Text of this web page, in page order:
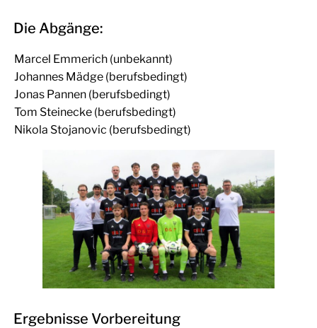
Die Abgänge:
Marcel Emmerich (unbekannt)
Johannes Mädge (berufsbedingt)
Jonas Pannen (berufsbedingt)
Tom Steinecke (berufsbedingt)
Nikola Stojanovic (berufsbedingt)
Ergebnisse Vorbereitung